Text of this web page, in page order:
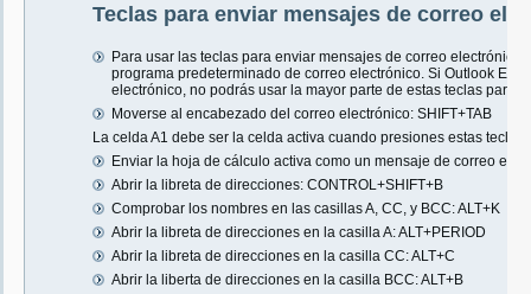
Teclas para enviar mensajes de correo
Para usar las teclas para enviar mensajes de correo
programa predeterminado de correo electrónico. Si Outlook
electrónico, no podrás usar la mayor parte de estas teclas parta
Moverse al encabezado del correo electrónico: SHIFT+TAB
La celda A1 debe ser la celda activa cuando presiones estas teclas.
Enviar la hoja de cálculo activa como un mensaje de correo
Abrir la libreta de direcciones: CONTROL+SHIFT+B
Comprobar los nombres en las casillas A, CC, y BCC: ALT+K
Abrir la libreta de direcciones en la casilla A: ALT+PERIOD
Abrir la libreta de direcciones en la casilla CC: ALT+C
Abrir la liberta de direcciones en la casilla BCC: ALT+B